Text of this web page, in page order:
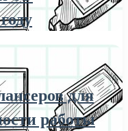
для
работы